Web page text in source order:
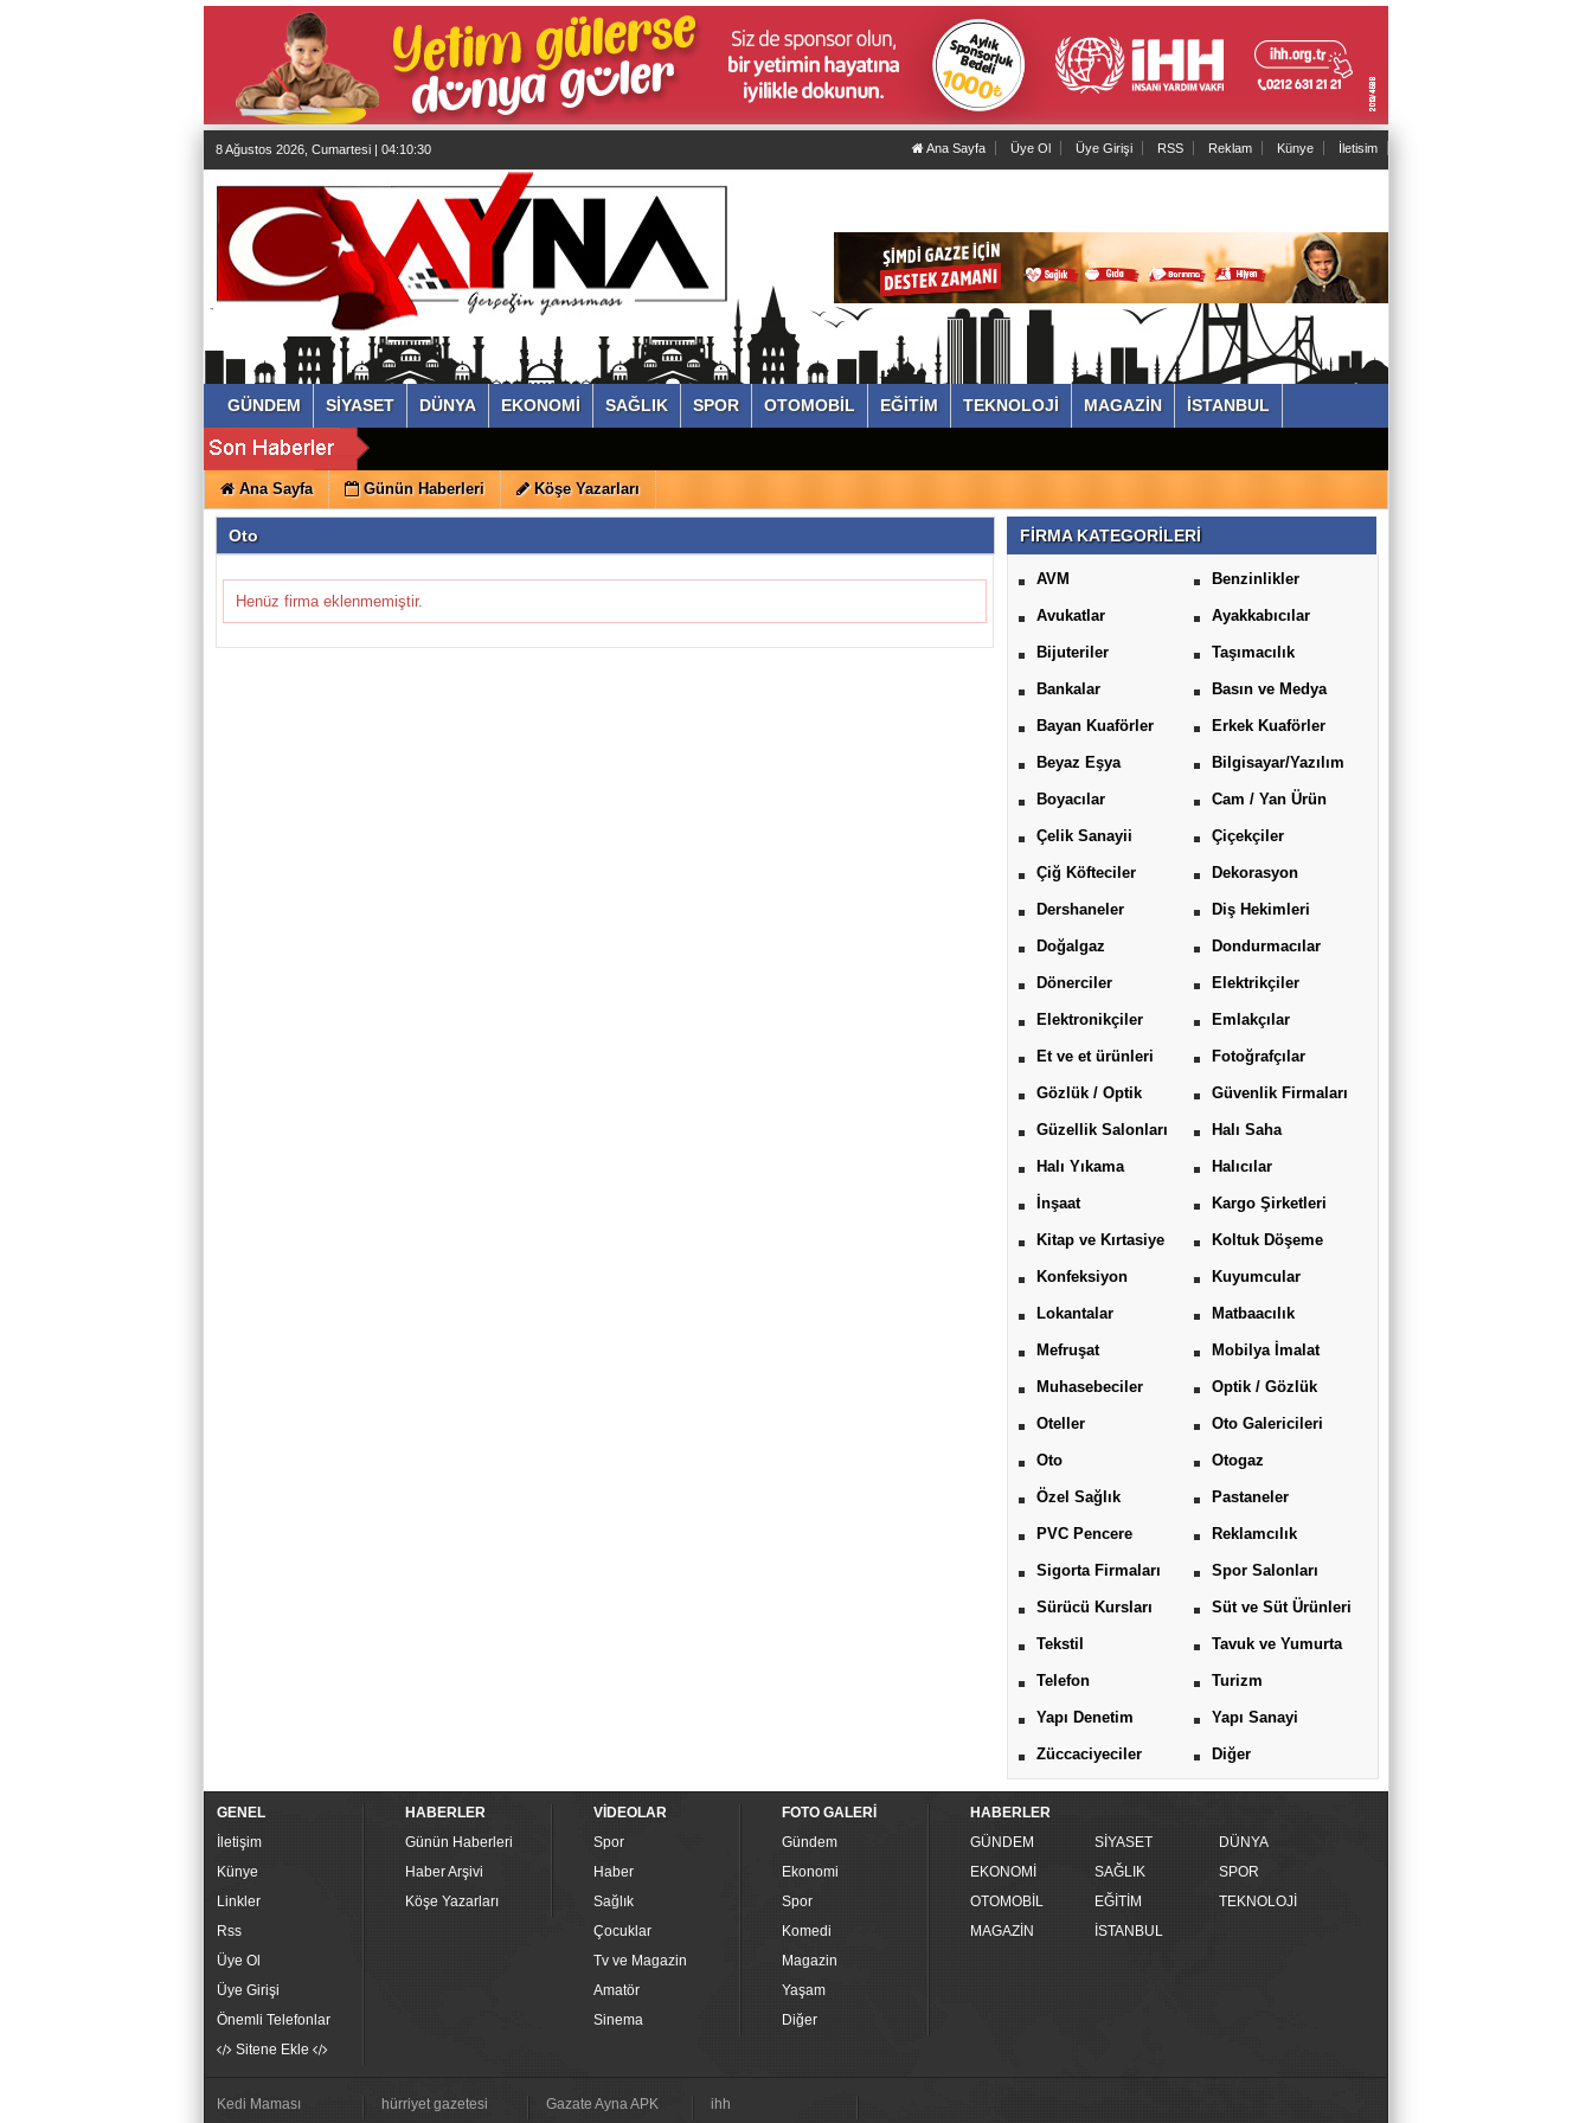
8 Ağustos 2026, Cumartesi | 04:10:30 Ana Sayfa Üye Ol Üye Girişi RSS Reklam Künye İletisim
GÜNDEM SİYASET DÜNYA EKONOMİ SAĞLIK SPOR OTOMOBİL EĞİTİM TEKNOLOJİ MAGAZİN İSTANBUL
Ana Sayfa Günün Haberleri Köşe Yazarları
Oto
Henüz firma eklenmemiştir.
FİRMA KATEGORİLERİ
AVM Benzinlikler
Avukatlar Ayakkabıcılar
Bijuteriler Taşımacılık
Bankalar Basın ve Medya
Bayan Kuaförler Erkek Kuaförler
Beyaz Eşya Bilgisayar/Yazılım
Boyacılar Cam / Yan Ürün
Çelik Sanayii Çiçekçiler
Çiğ Köfteciler Dekorasyon
Dershaneler Diş Hekimleri
Doğalgaz Dondurmacılar
Dönerciler Elektrikçiler
Elektronikçiler Emlakçılar
Et ve et ürünleri Fotoğrafçılar
Gözlük / Optik Güvenlik Firmaları
Güzellik Salonları Halı Saha
Halı Yıkama Halıcılar
İnşaat Kargo Şirketleri
Kitap ve Kırtasiye Koltuk Döşeme
Konfeksiyon Kuyumcular
Lokantalar Matbaacılık
Mefruşat Mobilya İmalat
Muhasebeciler Optik / Gözlük
Oteller Oto Galericileri
Oto Otogaz
Özel Sağlık Pastaneler
PVC Pencere Reklamcılık
Sigorta Firmaları Spor Salonları
Sürücü Kursları Süt ve Süt Ürünleri
Tekstil Tavuk ve Yumurta
Telefon Turizm
Yapı Denetim Yapı Sanayi
Züccaciyeciler Diğer
GENEL
İletişim
Künye
Linkler
Rss
Üye Ol
Üye Girişi
Önemli Telefonlar
Sitene Ekle
HABERLER
Günün Haberleri
Haber Arşivi
Köşe Yazarları
VİDEOLAR
Spor
Haber
Sağlık
Çocuklar
Tv ve Magazin
Amatör
Sinema
FOTO GALERİ
Gündem
Ekonomi
Spor
Komedi
Magazin
Yaşam
Diğer
HABERLER
GÜNDEM
SİYASET
DÜNYA
EKONOMİ
SAĞLIK
SPOR
OTOMOBİL
EĞİTİM
TEKNOLOJİ
MAGAZİN
İSTANBUL
Kedi Maması hürriyet gazetesi Gazate Ayna APK ihh